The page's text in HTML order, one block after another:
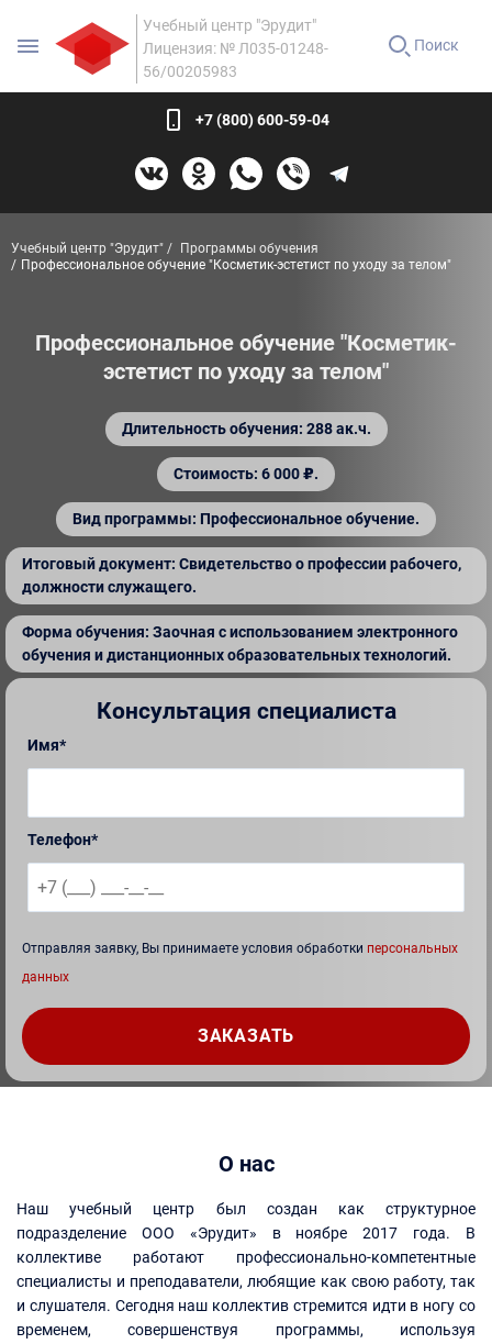
Учебный центр "Эрудит"
Лицензия: № Л035-01248-
56/00205983
Поиск
+7 (800) 600-59-04
Учебный центр "Эрудит"
Программы обучения
Профессиональное обучение "Косметик-эстетист по уходу за телом"
Профессиональное обучение "Косметик-
эстетист по уходу за телом"
Длительность обучения: 288 ак.ч.
Стоимость: 6 000 ₽.
Вид программы: Профессиональное обучение.
Итоговый документ: Свидетельство о профессии рабочего,
должности служащего.
Форма обучения: Заочная с использованием электронного
обучения и дистанционных образовательных технологий.
Консультация специалиста
Имя*
Телефон*
Отправляя заявку, Вы принимаете условия обработки персональных
данных
О нас
Наш учебный центр был создан как структурное
подразделение ООО «Эрудит» в ноябре 2017 года. В
коллективе работают профессионально-компетентные
специалисты и преподаватели, любящие как свою работу, так
и слушателя. Сегодня наш коллектив стремится идти в ногу со
временем, совершенствуя программы, используя